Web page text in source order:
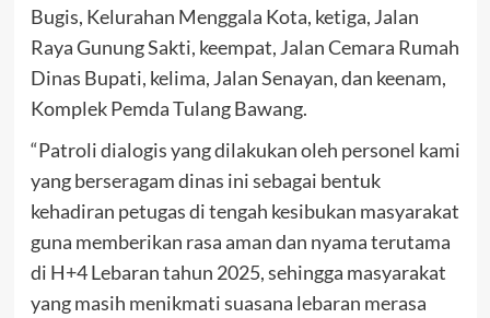
Bugis, Kelurahan Menggala Kota, ketiga, Jalan
Raya Gunung Sakti, keempat, Jalan Cemara Rumah
Dinas Bupati, kelima, Jalan Senayan, dan keenam,
Komplek Pemda Tulang Bawang.
“Patroli dialogis yang dilakukan oleh personel kami
yang berseragam dinas ini sebagai bentuk
kehadiran petugas di tengah kesibukan masyarakat
guna memberikan rasa aman dan nyama terutama
di H+4 Lebaran tahun 2025, sehingga masyarakat
yang masih menikmati suasana lebaran merasa